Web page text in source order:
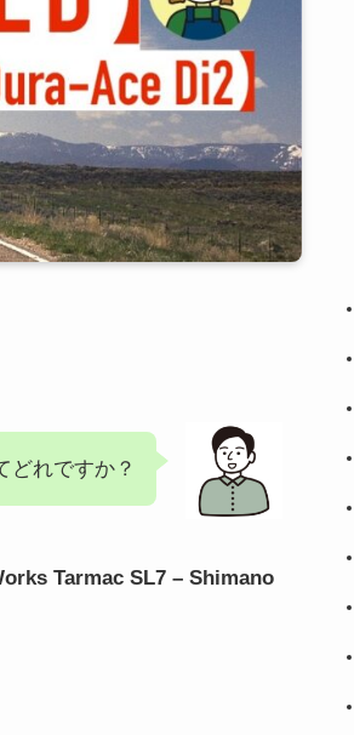
どれですか？
Tarmac SL7 – Shimano